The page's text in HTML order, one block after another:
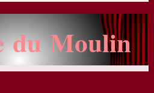
du Moulin